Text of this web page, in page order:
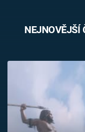
Pořady
TV Program
NEJNOVĚJŠÍ